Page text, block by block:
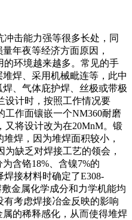
击能力强等很多长处，同
年夜等经济方面原因，
的环境越来越多。常见的手
焊、采用机械毗连等，此中
、气体庇护焊、丝极或带极
设计时，按照工作情况要
工作面镶嵌一个NM360耐磨
又将设计改为在20MnM。锻
焊，因为堆焊面积较小，
缺乏对焊接工艺的领会，
含铬18%、含镍7%的
接材料时确定了E308-
金属化学成分和力学机能均
有考虑焊接冶金反映的影响
的稀释感化，从而使得堆焊